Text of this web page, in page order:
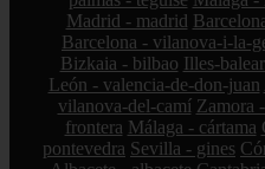
Madrid - madrid
Barcelona - vilanova-i-la-
Bizkaia - bilbao Illes-
León - valencia-de-don-juan
vilanova-del-camí Zamora
frontera Málaga - cártama
pontevedra Sevilla - gines